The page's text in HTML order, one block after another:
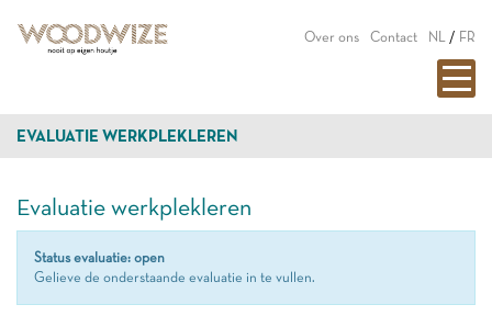
Over ons Contact NL / FR
EVALUATIE WERKPLEKLEREN
Evaluatie werkplekleren
Status evaluatie: open
Gelieve de onderstaande evaluatie in te vullen.